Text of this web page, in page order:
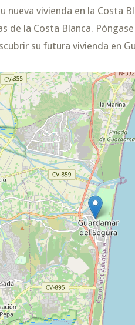
nueva vivienda en la Costa
de la Costa Blanca.
su futura vivienda en